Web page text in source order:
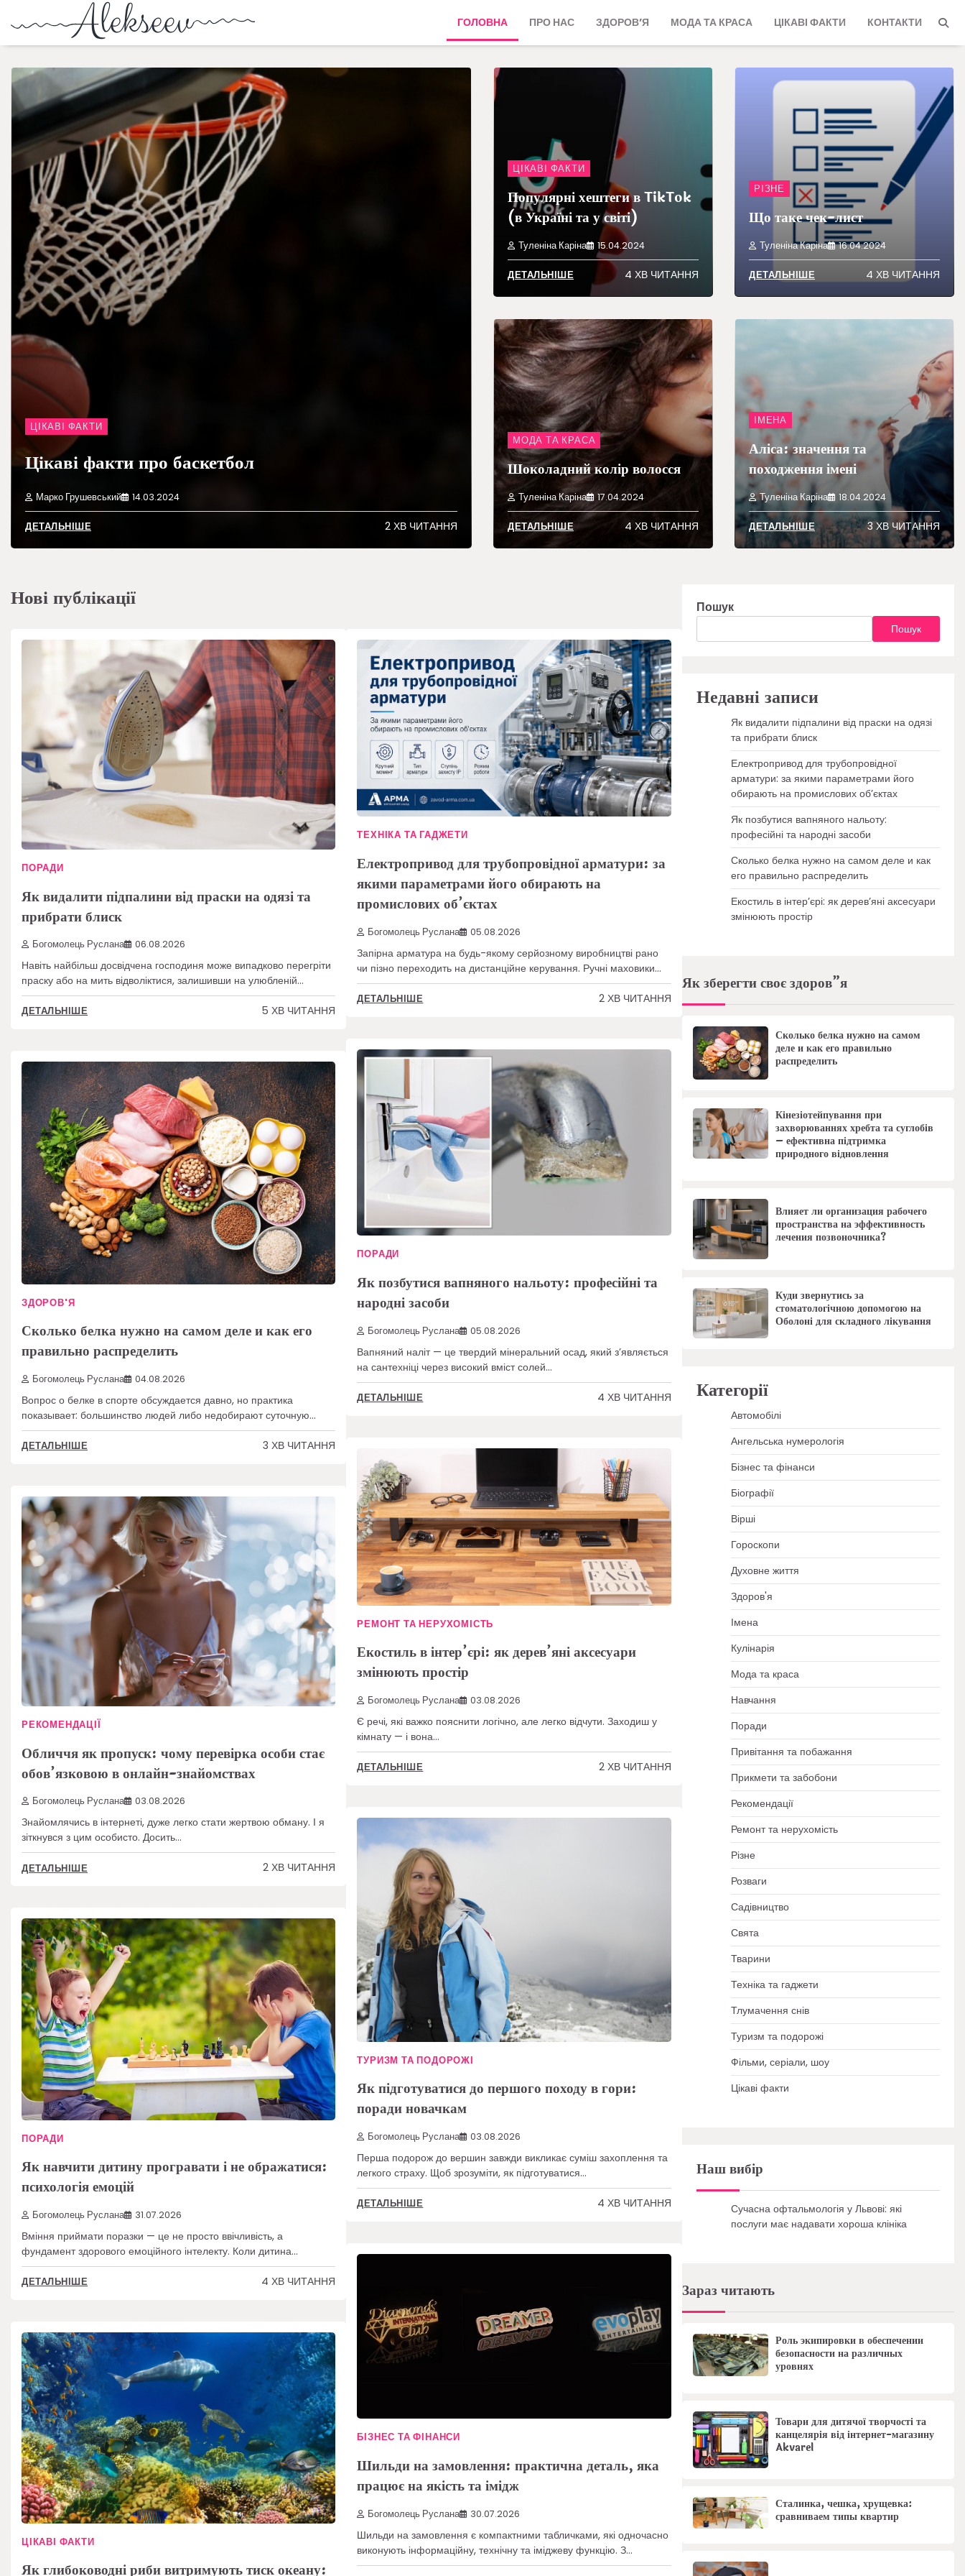
ГОЛОВНА ПРО НАС ЗДОРОВ’Я МОДА ТА КРАСА ЦІКАВІ ФАКТИ КОНТАКТИ
ЦІКАВІ ФАКТИ
Цікаві факти про баскетбол
Марко Грушевський 14.03.2024
ДЕТАЛЬНІШЕ 2 ХВ ЧИТАННЯ
ЦІКАВІ ФАКТИ
Популярні хештеги в TikTok
(в Україні та у світі)
Туленіна Каріна 15.04.2024
ДЕТАЛЬНІШЕ 4 ХВ ЧИТАННЯ
РІЗНЕ
Що таке чек-лист
Туленіна Каріна 16.04.2024
ДЕТАЛЬНІШЕ 4 ХВ ЧИТАННЯ
МОДА ТА КРАСА
Шоколадний колір волосся
Туленіна Каріна 17.04.2024
ДЕТАЛЬНІШЕ 4 ХВ ЧИТАННЯ
ІМЕНА
Аліса: значення та
походження імені
Туленіна Каріна 18.04.2024
ДЕТАЛЬНІШЕ 3 ХВ ЧИТАННЯ
Нові публікації
ПОРАДИ
Як видалити підпалини від праски на одязі та
прибрати блиск
Богомолець Руслана 06.08.2026
Навіть найбільш досвідчена господиня може випадково перегріти
праску або на мить відволіктися, залишивши на улюбленій…
ДЕТАЛЬНІШЕ 5 ХВ ЧИТАННЯ
ТЕХНІКА ТА ГАДЖЕТИ
Електропривод для трубопровідної арматури: за
якими параметрами його обирають на
промислових об’єктах
Богомолець Руслана 05.08.2026
Запірна арматура на будь-якому серйозному виробництві рано
чи пізно переходить на дистанційне керування. Ручні маховики…
ДЕТАЛЬНІШЕ 2 ХВ ЧИТАННЯ
ПОРАДИ
Як позбутися вапняного нальоту: професійні та
народні засоби
Богомолець Руслана 05.08.2026
Вапняний наліт — це твердий мінеральний осад, який з’являється
на сантехніці через високий вміст солей…
ДЕТАЛЬНІШЕ 4 ХВ ЧИТАННЯ
ЗДОРОВ'Я
Сколько белка нужно на самом деле и как его
правильно распределить
Богомолець Руслана 04.08.2026
Вопрос о белке в спорте обсуждается давно, но практика
показывает: большинство людей либо недобирают суточную…
ДЕТАЛЬНІШЕ 3 ХВ ЧИТАННЯ
РЕМОНТ ТА НЕРУХОМІСТЬ
Екостиль в інтер’єрі: як дерев’яні аксесуари
змінюють простір
Богомолець Руслана 03.08.2026
Є речі, які важко пояснити логічно, але легко відчути. Заходиш у
кімнату — і вона…
ДЕТАЛЬНІШЕ 2 ХВ ЧИТАННЯ
РЕКОМЕНДАЦІЇ
Обличчя як пропуск: чому перевірка особи стає
обов’язковою в онлайн-знайомствах
Богомолець Руслана 03.08.2026
Знайомлячись в інтернеті, дуже легко стати жертвою обману. І я
зіткнувся з цим особисто. Досить…
ДЕТАЛЬНІШЕ 2 ХВ ЧИТАННЯ
ТУРИЗМ ТА ПОДОРОЖІ
Як підготуватися до першого походу в гори:
поради новачкам
Богомолець Руслана 03.08.2026
Перша подорож до вершин завжди викликає суміш захоплення та
легкого страху. Щоб зрозуміти, як підготуватися…
ДЕТАЛЬНІШЕ 4 ХВ ЧИТАННЯ
ПОРАДИ
Як навчити дитину програвати і не ображатися:
психологія емоцій
Богомолець Руслана 31.07.2026
Вміння приймати поразки — це не просто ввічливість, а
фундамент здорового емоційного інтелекту. Коли дитина…
ДЕТАЛЬНІШЕ 4 ХВ ЧИТАННЯ
БІЗНЕС ТА ФІНАНСИ
Шильди на замовлення: практична деталь, яка
працює на якість та імідж
Богомолець Руслана 30.07.2026
Шильди на замовлення є компактними табличками, які одночасно
виконують інформаційну, технічну та іміджеву функцію. З…
ЦІКАВІ ФАКТИ
Як глибоководні риби витримують тиск океану:
Пошук
Пошук
Недавні записи
Як видалити підпалини від праски на одязі
та прибрати блиск
Електропривод для трубопровідної
арматури: за якими параметрами його
обирають на промислових об’єктах
Як позбутися вапняного нальоту:
професійні та народні засоби
Сколько белка нужно на самом деле и как
его правильно распределить
Екостиль в інтер’єрі: як дерев’яні аксесуари
змінюють простір
Як зберегти своє здоров”я
Сколько белка нужно на самом
деле и как его правильно
распределить
Кінезіотейпування при
захворюваннях хребта та суглобів
– ефективна підтримка
природного відновлення
Влияет ли организация рабочего
пространства на эффективность
лечения позвоночника?
Куди звернутись за
стоматологічною допомогою на
Оболоні для складного лікування
Категорії
Автомобілі
Ангельська нумерологія
Бізнес та фінанси
Біографії
Вірші
Гороскопи
Духовне життя
Здоров'я
Імена
Кулінарія
Мода та краса
Навчання
Поради
Привітання та побажання
Прикмети та забобони
Рекомендації
Ремонт та нерухомість
Різне
Розваги
Садівництво
Свята
Тварини
Техніка та гаджети
Тлумачення снів
Туризм та подорожі
Фільми, серіали, шоу
Цікаві факти
Наш вибір
Сучасна офтальмологія у Львові: які
послуги має надавати хороша клініка
Зараз читають
Роль экипировки в обеспечении
безопасности на различных
уровнях
Товари для дитячої творчості та
канцелярія від інтернет-магазину
Akvarel
Сталинка, чешка, хрущевка:
сравниваем типы квартир